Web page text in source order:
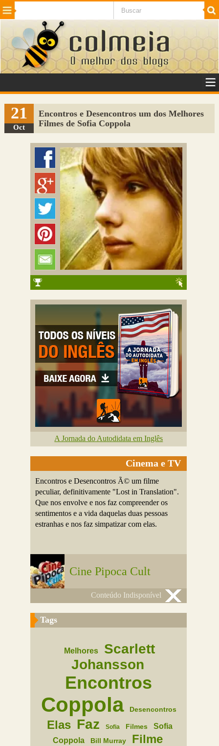
Beleza Cinema e TV
Internet Jogos NotÃ­cias SaÃºde
VeÃ­culos Adulto
Sugerir Link
Adicionar Blog
Colmeia Exchange
Perguntas Frequentes
21
Oct
Encontros e Desencontros um dos Melhores
Filmes de Sofia Coppola
A Jornada do Autodidata em Inglês
Cinema e TV
Encontros e Desencontros Ã© um filme
peculiar, definitivamente "Lost in Translation".
Que nos envolve e nos faz compreender os
sentimentos e a vida daquelas duas pessoas
estranhas e nos faz simpatizar com elas.
Cine Pipoca Cult
Conteúdo Indisponível
Tags
Melhores
Scarlett
Johansson
Encontros
Coppola Desencontros
Elas Faz Sofia Filmes
Sofia
Coppola
Bill Murray Filme